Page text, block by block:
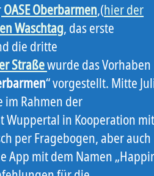
OASE Oberbarmen,(hier der
Waschtag, das erste
die dritte
Straßewurde das Vorhaben
“ vorgestellt. Mitte
Rahmen der
Wuppertal in Kooperation mit
per Fragebogen, aber auch
App mit dem Namen